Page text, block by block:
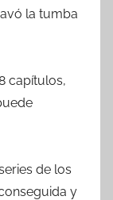
la tumba
capítulos,
de los
y